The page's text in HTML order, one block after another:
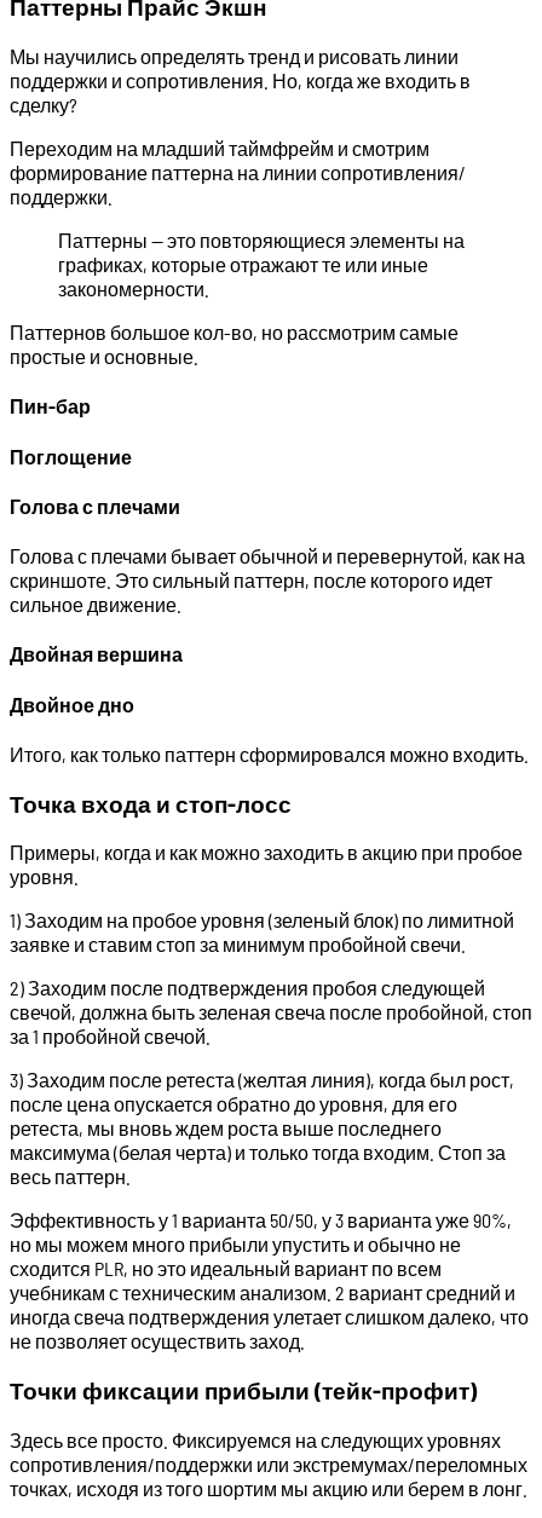
Паттерны Прайс Экшн
Мы научились определять тренд и рисовать линии
поддержки и сопротивления. Но, когда же входить в
сделку?
Переходим на младший таймфрейм и смотрим
формирование паттерна на линии сопротивления/
поддержки.
Паттерны — это повторяющиеся элементы на
графиках, которые отражают те или иные
закономерности.
Паттернов большое кол-во, но рассмотрим самые
простые и основные.
Пин-бар
Поглощение
Голова с плечами
Голова с плечами бывает обычной и перевернутой, как на
скриншоте. Это сильный паттерн, после которого идет
сильное движение.
Двойная вершина
Двойное дно
Итого, как только паттерн сформировался можно входить.
Точка входа и стоп-лосс
Примеры, когда и как можно заходить в акцию при пробое
уровня.
1) Заходим на пробое уровня (зеленый блок) по лимитной
заявке и ставим стоп за минимум пробойной свечи.
2) Заходим после подтверждения пробоя следующей
свечой, должна быть зеленая свеча после пробойной, стоп
за 1 пробойной свечой.
3) Заходим после ретеста (желтая линия), когда был рост,
после цена опускается обратно до уровня, для его
ретеста, мы вновь ждем роста выше последнего
максимума (белая черта) и только тогда входим. Стоп за
весь паттерн.
Эффективность у 1 варианта 50/50, у 3 варианта уже 90%,
но мы можем много прибыли упустить и обычно не
сходится PLR, но это идеальный вариант по всем
учебникам с техническим анализом. 2 вариант средний и
иногда свеча подтверждения улетает слишком далеко, что
не позволяет осуществить заход.
Точки фиксации прибыли (тейк-профит)
Здесь все просто. Фиксируемся на следующих уровнях
сопротивления/поддержки или экстремумах/переломных
точках, исходя из того шортим мы акцию или берем в лонг.